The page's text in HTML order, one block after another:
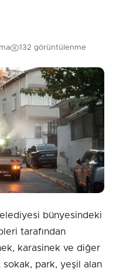
132 görüntülenme
bünyesindeki
tarafından
karasinek ve diğer
sokak, park, yeşil alan